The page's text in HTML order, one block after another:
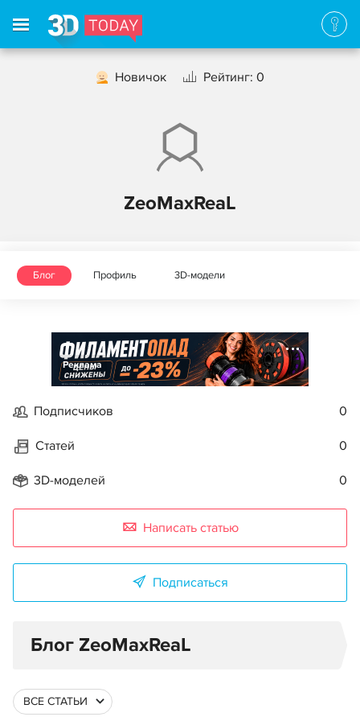
Новичок Рейтинг: 0
ZeoMaxReaL
Блог Профиль 3D-модели
Реклама
Подписчиков 0
Статей 0
3D-моделей 0
Написать статью
Подписаться
Блог ZeoMaxReaL
ВСЕ СТАТЬИ